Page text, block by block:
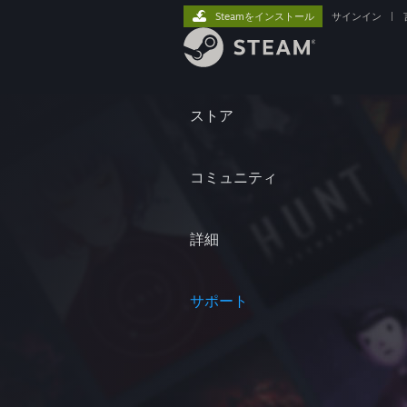
ストア
コミュニティ
詳細
サポート
Steamをインストール サインイン